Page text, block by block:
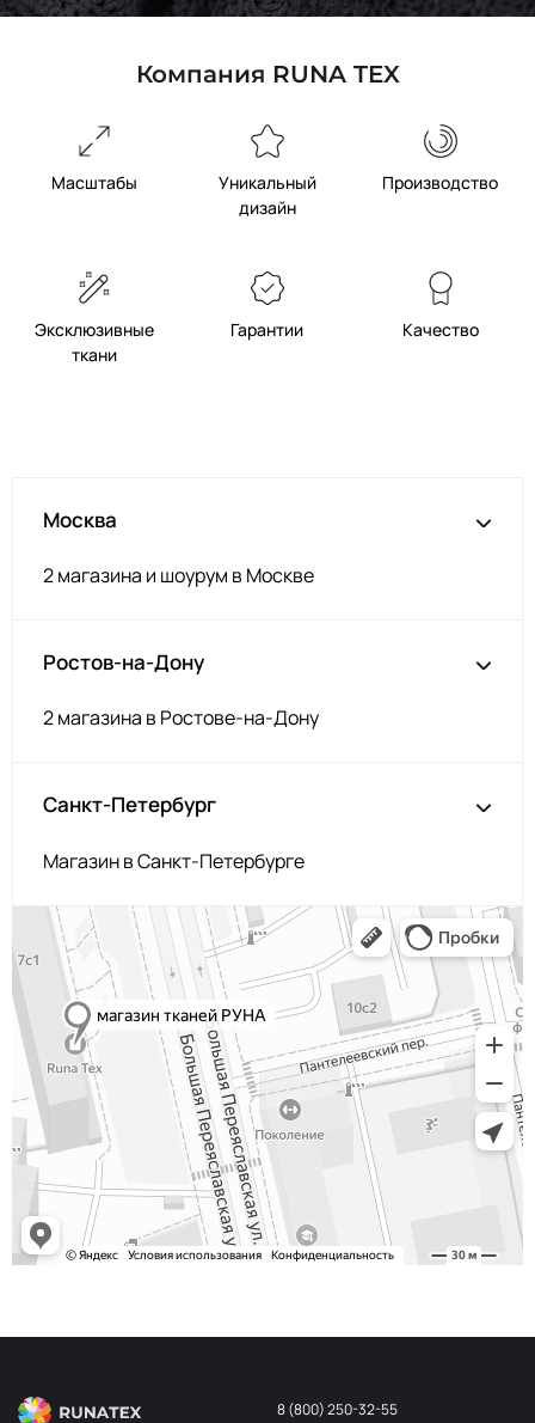
Компания RUNA TEX
Масштабы
Уникальный
дизайн
Производство
Эксклюзивные
ткани
Гарантии Качество
Москва
2 магазина и шоурум в Москве
Ростов-на-Дону
2 магазина в Ростове-на-Дону
Санкт-Петербург
Магазин в Санкт-Петербурге
8 (800) 250-32-55